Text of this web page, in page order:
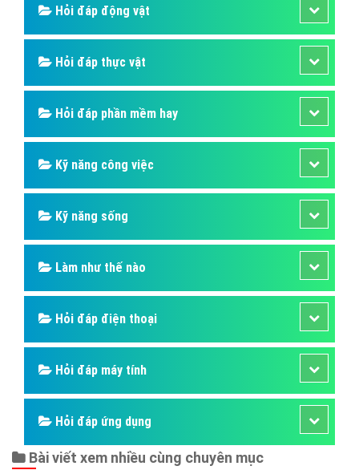
Hỏi đáp động vật
Hỏi đáp thực vật
Hỏi đáp phần mềm hay
Kỹ năng công việc
Kỹ năng sống
Làm như thế nào
Hỏi đáp điện thoại
Hỏi đáp máy tính
Hỏi đáp ứng dụng
Bài viết xem nhiều cùng chuyên mục